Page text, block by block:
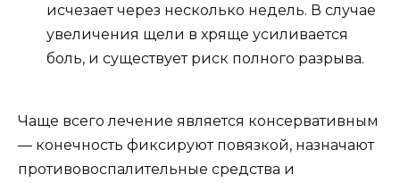
исчезает через несколько недель. В случае
увеличения щели в хряще усиливается
боль, и существует риск полного разрыва.
Чаще всего лечение является консервативным
— конечность фиксируют повязкой, назначают
противовоспалительные средства и